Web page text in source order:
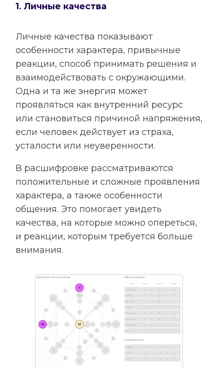
1. Личные качества
Личные качества показывают
особенности характера, привычные
реакции, способ принимать решения и
взаимодействовать с окружающими.
Одна и та же энергия может
проявляться как внутренний ресурс
или становиться причиной напряжения,
если человек действует из страха,
усталости или неуверенности.
В расшифровке рассматриваются
положительные и сложные проявления
характера, а также особенности
общения. Это помогает увидеть
качества, на которые можно опереться,
и реакции, которым требуется больше
внимания.